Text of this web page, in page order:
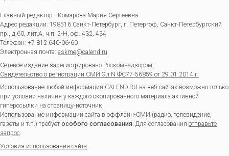
Главный редактор - Комарова Мария Сергеевна
Адрес редакции: 198516 Санкт-Петербург, г. Петергоф, Санкт-Петербургский
пр., д.60, лит.А, ч.п. 2-Н, оф. 432, 434
Телефон: +7 812 640-06-60
Электронная почта: askme@calend.ru
Сетевое издание зарегистрировано Роскомнадзором,
Свидетельство о регистрации СМИ Эл.N ФС77-56859 от 29.01.2014 г.
Использование любой информации CALEND.RU на веб-сайтах возможно только
при условии наличия у каждого скопированного материала активной
гиперссылки на страницу-источник.
Использование информации сайта в оффлайн-СМИ (радио, телевидение,
газеты и т.п.) требуетособого согласования. Для согласования отправьте
запрос.
Условия использования сайта